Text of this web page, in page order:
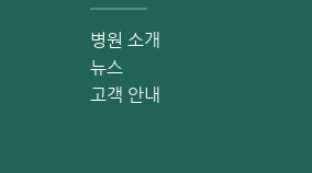
병원 소개
뉴스
고객 안내